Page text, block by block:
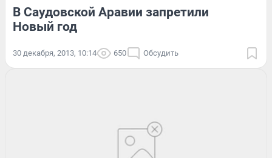
В Саудовской Аравии запретили
Новый год
30 декабря, 2013, 10:14 650 Обсудить